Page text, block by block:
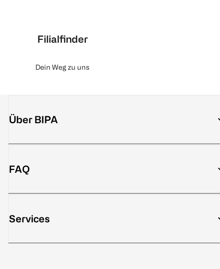
Filialfinder
Dein Weg zu uns
Über BIPA
FAQ
Services